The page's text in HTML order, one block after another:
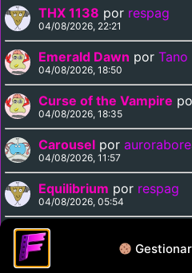
THX 1138 por respag
04/08/2026, 22:21
Emerald Dawn por Tano
04/08/2026, 18:50
Curse of the Vampire
04/08/2026, 18:35
Carousel por
04/08/2026, 11:57
Equilibrium por respag
04/08/2026, 05:54
Midnight Express
03/08/2026, 22:11